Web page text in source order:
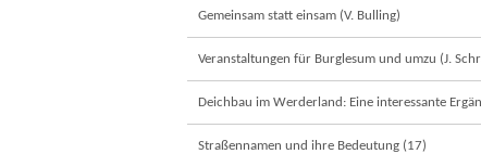
Gemeinsam statt einsam (V. Bulling)
Veranstaltungen für Burglesum und umzu (J.
Deichbau im Werderland: Eine interessante
Straßennamen und ihre Bedeutung (17)